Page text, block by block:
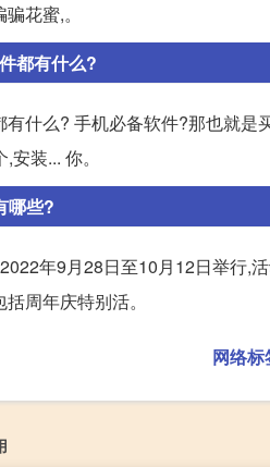
花蜜,。
都有什么?
什么? 手机必备软件?那也就
装... 你。
哪些?
年9月28日至10月12日举行,
周年庆特别活。
网络标